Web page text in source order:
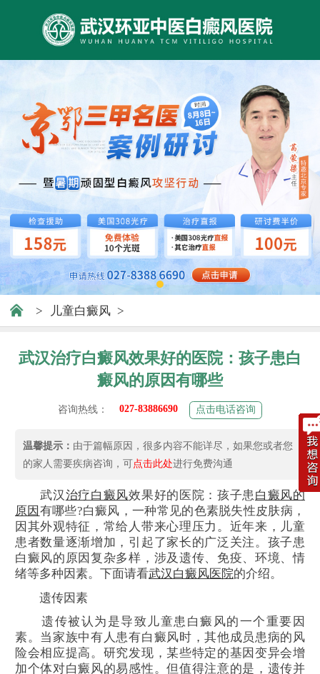
> 儿童白癜风 >
武汉治疗白癜风效果好的医院：孩子患白
癜风的原因有哪些
咨询热线： 027-83886690 点击电话咨询
温馨提示： 由于篇幅原因，很多内容不能详尽，如果您或者您
的家人需要疾病咨询，可点击此处进行免费沟通
武汉治疗白癜风效果好的医院：孩子患白癜风的
原因 有哪些?白癜风，一种常见的色素脱失性皮肤病，
因其外观特征，常给人带来心理压力。近年来，儿童
患者数量逐渐增加，引起了家长的广泛关注。孩子患
白癜风的原因复杂多样，涉及遗传、免疫、环境、情
绪等多种因素。下面请看武汉白癜风医院的介绍。
遗传因素
遗传被认为是导致儿童患白癜风的一个重要因
素。当家族中有人患有白癜风时，其他成员患病的风
险会相应提高。研究发现，某些特定的基因变异会增
加个体对白癜风的易感性。但值得注意的是，遗传并